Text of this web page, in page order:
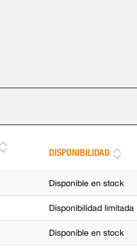
DISPONIBILIDAD
Disponible en stock
Disponibilidad limitada
Disponible en stock